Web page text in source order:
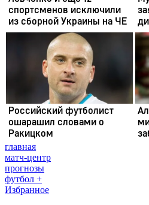
главная
матч-центр
прогнозы
футбол +
Избранное